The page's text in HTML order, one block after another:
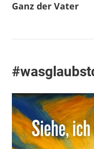
Ganz der Vater